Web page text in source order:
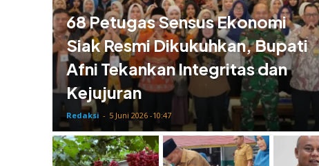
68 Petugas Sensus Ekonomi
Siak Resmi Dikukuhkan, Bupati
Afni Tekankan Integritas dan
Kejujuran
Redaksi - 5 Juni 2026 -10:47